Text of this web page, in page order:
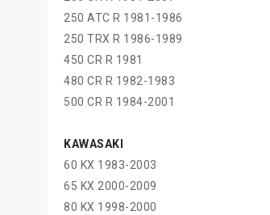
250 ATC R 1981-1986
250 TRX R 1986-1989
450 CR R 1981
480 CR R 1982-1983
500 CR R 1984-2001
KAWASAKI
60 KX 1983-2003
65 KX 2000-2009
80 KX 1998-2000